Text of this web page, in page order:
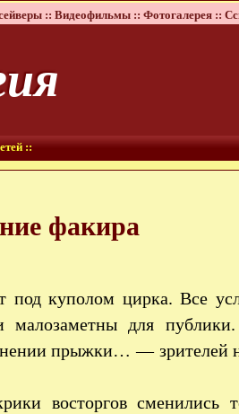
:: Видеофильмы :: Фотогалерея ::
::
факира
под куполом цирка. Все
для публики.
прыжки… — зрителей
восторгов сменились